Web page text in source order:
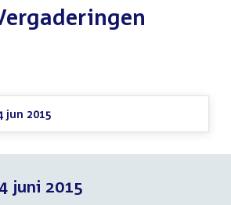
jun 2015
juni 2015